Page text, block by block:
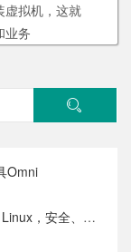
虚拟机，这就
业务
Omni
探索专为Kubernetes设计的Linux系统-Talos Linux，安全、不可变和极简